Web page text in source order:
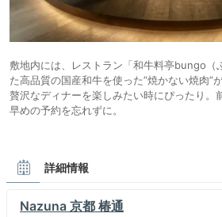
敷地内には、レストラン「和牛料亭bungo（
た高品質の国産和牛を使った”焼かない焼肉”
贅沢なディナーを楽しみたい時にぴったり。
早めの予約を忘れずに。
詳細情報
Nazuna 京都 椿通